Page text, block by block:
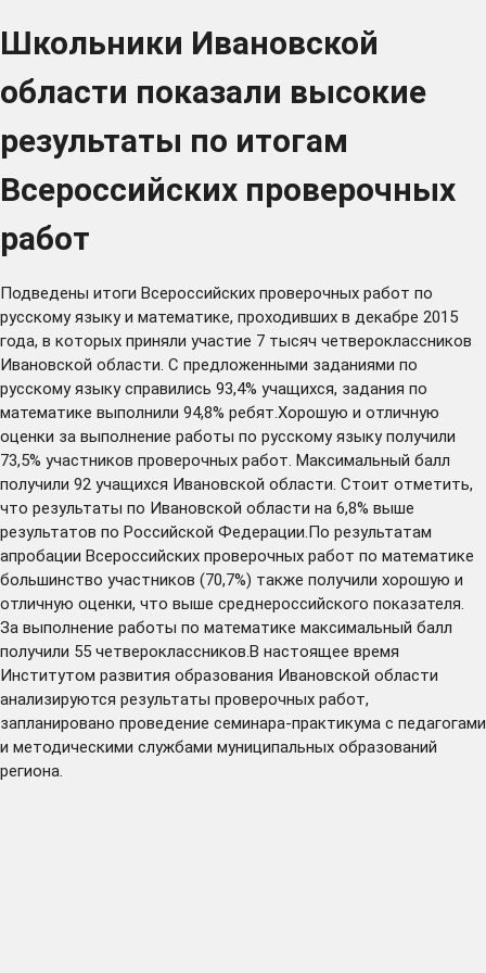
Школьники Ивановской
области показали высокие
результаты по итогам
Всероссийских проверочных
работ
Подведены итоги Всероссийских проверочных работ по
русскому языку и математике, проходивших в декабре 2015
года, в которых приняли участие 7 тысяч четвероклассников
Ивановской области. С предложенными заданиями по
русскому языку справились 93,4% учащихся, задания по
математике выполнили 94,8% ребят.Хорошую и отличную
оценки за выполнение работы по русскому языку получили
73,5% участников проверочных работ. Максимальный балл
получили 92 учащихся Ивановской области. Стоит отметить,
что результаты по Ивановской области на 6,8% выше
результатов по Российской Федерации.По результатам
апробации Всероссийских проверочных работ по математике
большинство участников (70,7%) также получили хорошую и
отличную оценки, что выше среднероссийского показателя.
За выполнение работы по математике максимальный балл
получили 55 четвероклассников.В настоящее время
Институтом развития образования Ивановской области
анализируются результаты проверочных работ,
запланировано проведение семинара-практикума с педагогами
и методическими службами муниципальных образований
региона.